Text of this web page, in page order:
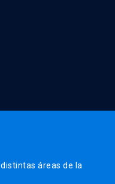
áreas de la